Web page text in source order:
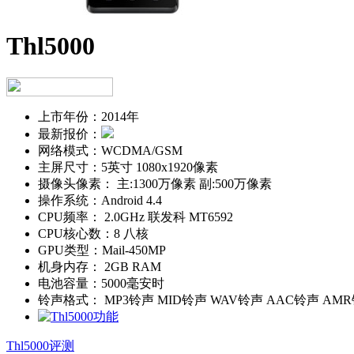
Thl5000
上市年份： 2014年
最新报价：
网络模式： WCDMA/GSM
主屏尺寸： 5英寸 1080x1920像素
摄像头像素：
主:1300万像素 副:500万像素
操作系统： Android 4.4
CPU频率：
2.0GHz 联发科 MT6592
CPU核心数： 8 八核
GPU类型： Mail-450MP
机身内存：
2GB RAM
电池容量： 5000毫安时
铃声格式：
MP3铃声 MID铃声 WAV铃声 AAC铃声
Thl5000评测